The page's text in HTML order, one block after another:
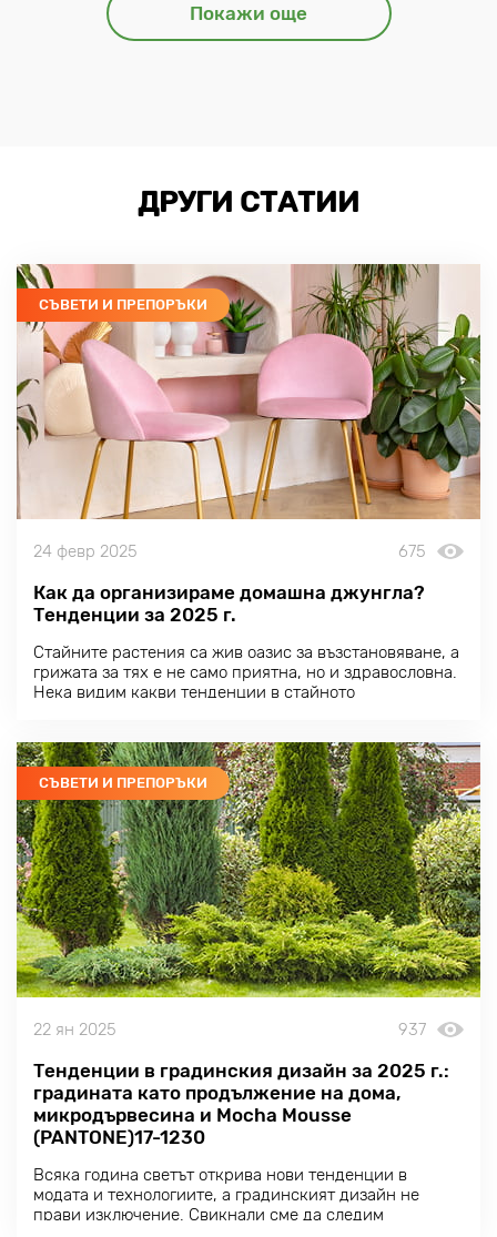
Покажи още
ДРУГИ СТАТИИ
СЪВЕТИ И ПРЕПОРЪКИ
24 февр 2025 675
Как да организираме домашна джунгла?
Тенденции за 2025 г.
Стайните растения са жив оазис за възстановяване, а
грижата за тях е не само приятна, но и здравословна.
Нека видим какви тенденции в стайното
СЪВЕТИ И ПРЕПОРЪКИ
22 ян 2025 937
Тенденции в градинския дизайн за 2025 г.:
градината като продължение на дома,
микродървесина и Mocha Mousse
(PANTONE)17-1230
Всяка година светът открива нови тенденции в
модата и технологиите, а градинският дизайн не
прави изключение. Свикнали сме да следим